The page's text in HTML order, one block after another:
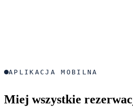
APLIKACJA MOBILNA
Miej wszystkie